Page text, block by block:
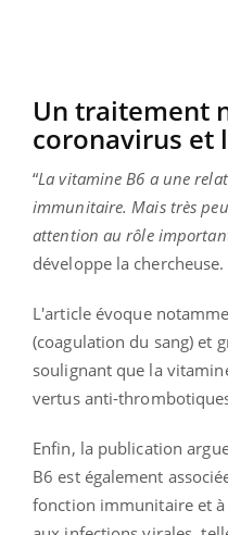
Un traitement
coronavirus et
“La vitamine B6 a une
immunitaire. Mais très
attention au rôle
développe la chercheuse.
L'article évoque
(coagulation du sang) et
soulignant que la
vertus anti-
Enfin, la publication
B6 est également
fonction immunitaire et